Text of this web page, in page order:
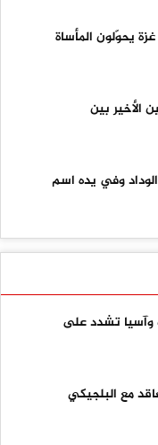
يحوّلون المأساة
الأخير بين
وفي يده اسم
وآسيا تشدد على
مع البلجيكي